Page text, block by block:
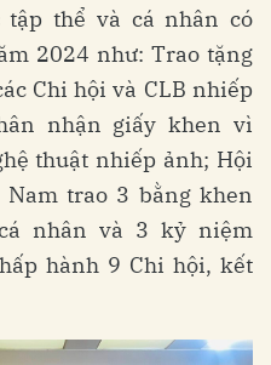
thể và cá nhân có
2024 như: Trao tặng
Chi hội và CLB nhiếp
nhận giấy khen vì
thuật nhiếp ảnh; Hội
trao 3 bằng khen
nhân và 3 kỷ niệm
hành 9 Chi hội, kết